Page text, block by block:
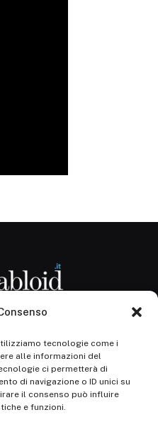
tecnologie come i
alle informazioni del
ci permetterà di
di navigazione o ID unici su
il consenso può influire
e funzioni.
3/2013 del
1138/com/15 del